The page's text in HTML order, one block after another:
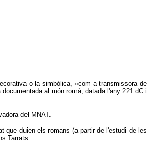
o la simbòlica, «com a transmissora de
al món romà, datada l'any 221 dC i
del MNAT.
que duien els romans (a partir de l'estudi de les
Tarrats.